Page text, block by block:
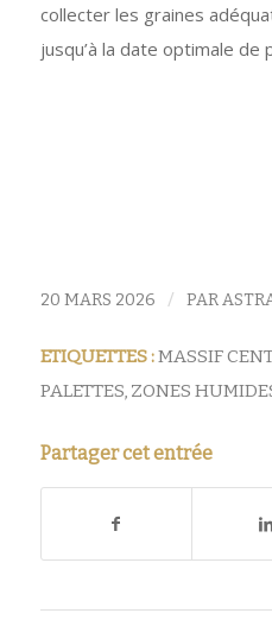
collecter les graines
jusqu’à la date optimale de
20 MARS 2026 / PAR
ETIQUETTES :MASSIF
PALETTES, ZONES
Partager cet entrée